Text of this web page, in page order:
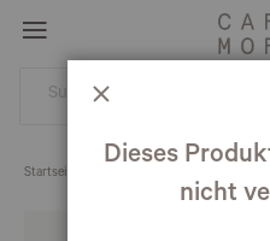
Startseite
Dieses
nicht